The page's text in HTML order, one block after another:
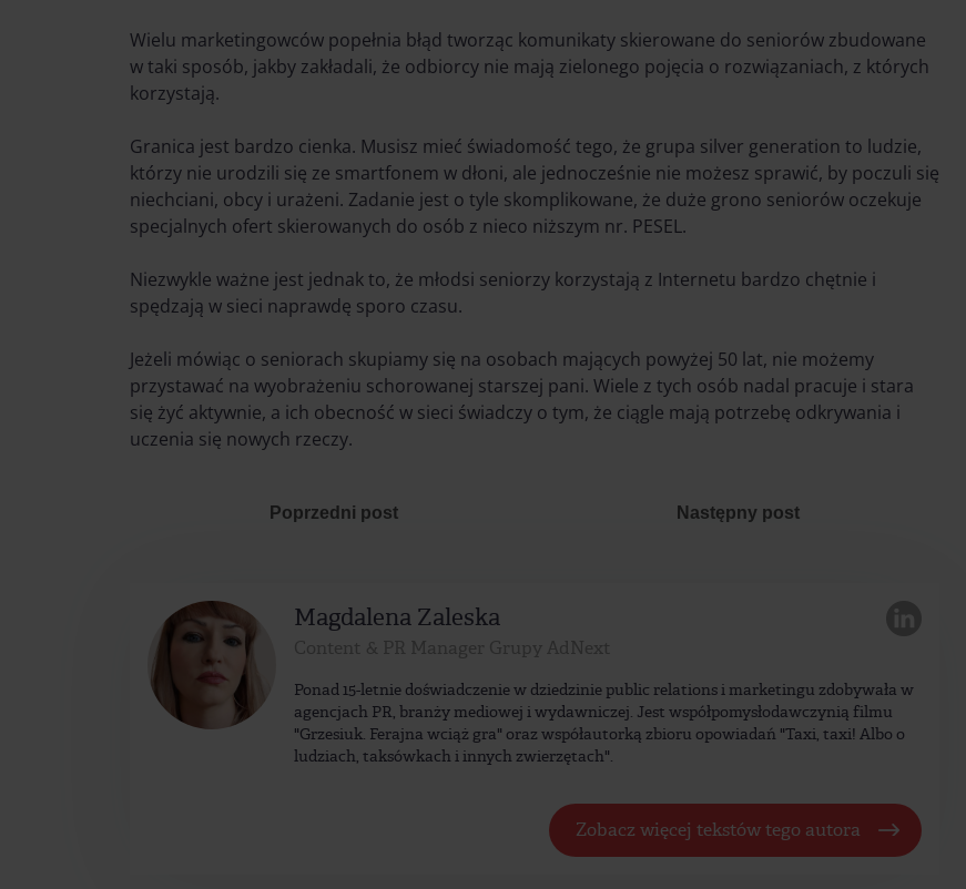
Wielu marketingowców popełnia błąd tworząc komunikaty skierowane do seniorów zbudowane
w taki sposób, jakby zakładali, że odbiorcy nie mają zielonego pojęcia o rozwiązaniach, z których
korzystają.
Granica jest bardzo cienka. Musisz mieć świadomość tego, że grupa silver generation to ludzie,
którzy nie urodzili się ze smartfonem w dłoni, ale jednocześnie nie możesz sprawić, by poczuli się
niechciani, obcy i urażeni. Zadanie jest o tyle skomplikowane, że duże grono seniorów oczekuje
specjalnych ofert skierowanych do osób z nieco niższym nr. PESEL.
Niezwykle ważne jest jednak to, że młodsi seniorzy korzystają z Internetu bardzo chętnie i
spędzają w sieci naprawdę sporo czasu.
Jeżeli mówiąc o seniorach skupiamy się na osobach mających powyżej 50 lat, nie możemy
przystawać na wyobrażeniu schorowanej starszej pani. Wiele z tych osób nadal pracuje i stara
się żyć aktywnie, a ich obecność w sieci świadczy o tym, że ciągle mają potrzebę odkrywania i
uczenia się nowych rzeczy.
Poprzedni post Następny post
Magdalena Zaleska
Ponad 15-letnie doświadczenie w dziedzinie public relations i marketingu zdobywała w
agencjach PR, branży mediowej i wydawniczej. Jest współpomysłodawczynią filmu
"Grzesiuk. Ferajna wciąż gra" oraz współautorką zbioru opowiadań "Taxi, taxi! Albo o
ludziach, taksówkach i innych zwierzętach".
Zobacz więcej tekstów tego autora